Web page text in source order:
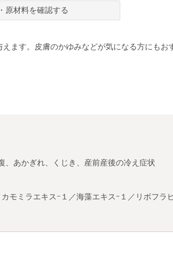
原材料を確認する
ます。皮膚のかゆみなどが気になる方にもお
、あかぎれ、くじき、産前産後の冷え症状
モミラエキスｰ１／海藻エキスｰ１／リボフラ